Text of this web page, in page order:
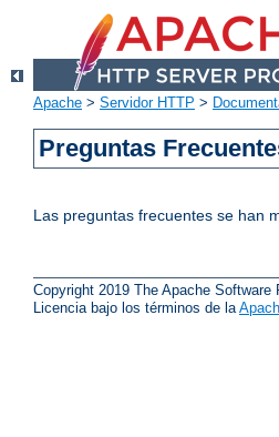
Apache > Servidor HTTP >
Preguntas
Las preguntas frecuentes se han
Copyright 2019 The Apache Software
Licencia bajo los términos de la